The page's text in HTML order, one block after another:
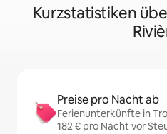
Kurzstatistiken
Preise pro Nacht ab
Ferienunterkünfte in
182 € pro Nacht vor